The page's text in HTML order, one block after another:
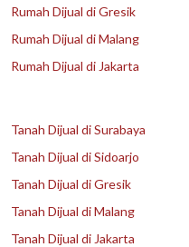
Rumah Dijual di Gresik
Rumah Dijual di Malang
Rumah Dijual di Jakarta
Tanah Dijual di Surabaya
Tanah Dijual di Sidoarjo
Tanah Dijual di Gresik
Tanah Dijual di Malang
Tanah Dijual di Jakarta